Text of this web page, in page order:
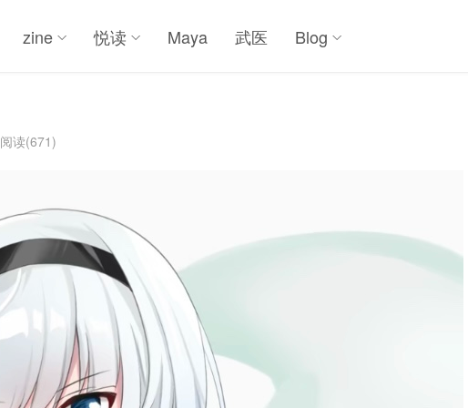
zine 悦读 Maya 武医 Blog
阅读(671)